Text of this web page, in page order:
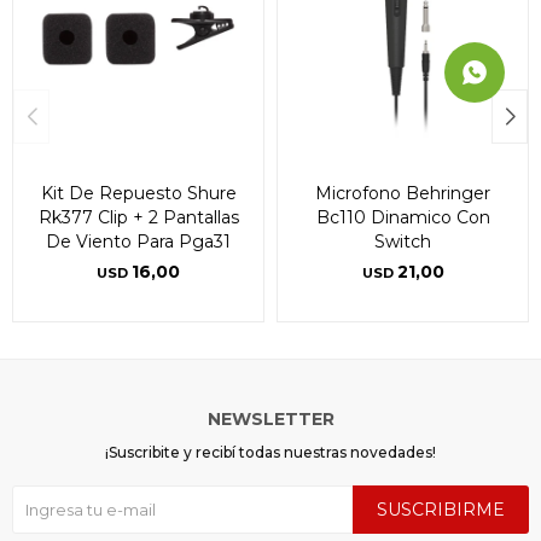
Kit De Repuesto Shure
Rk377 Clip + 2 Pantallas
De Viento Para Pga31
USD 16,00
Microfono Behringer
Bc110 Dinamico Con
Switch
USD 21,00
NEWSLETTER
¡Suscribite y recibí todas nuestras novedades!
SUSCRIBIRME